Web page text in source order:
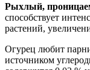
Рыхлый,
способствует
растений,
Огурец любит
источником